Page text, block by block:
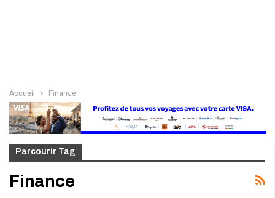
Accueil Finance
Parcourir Tag
Finance